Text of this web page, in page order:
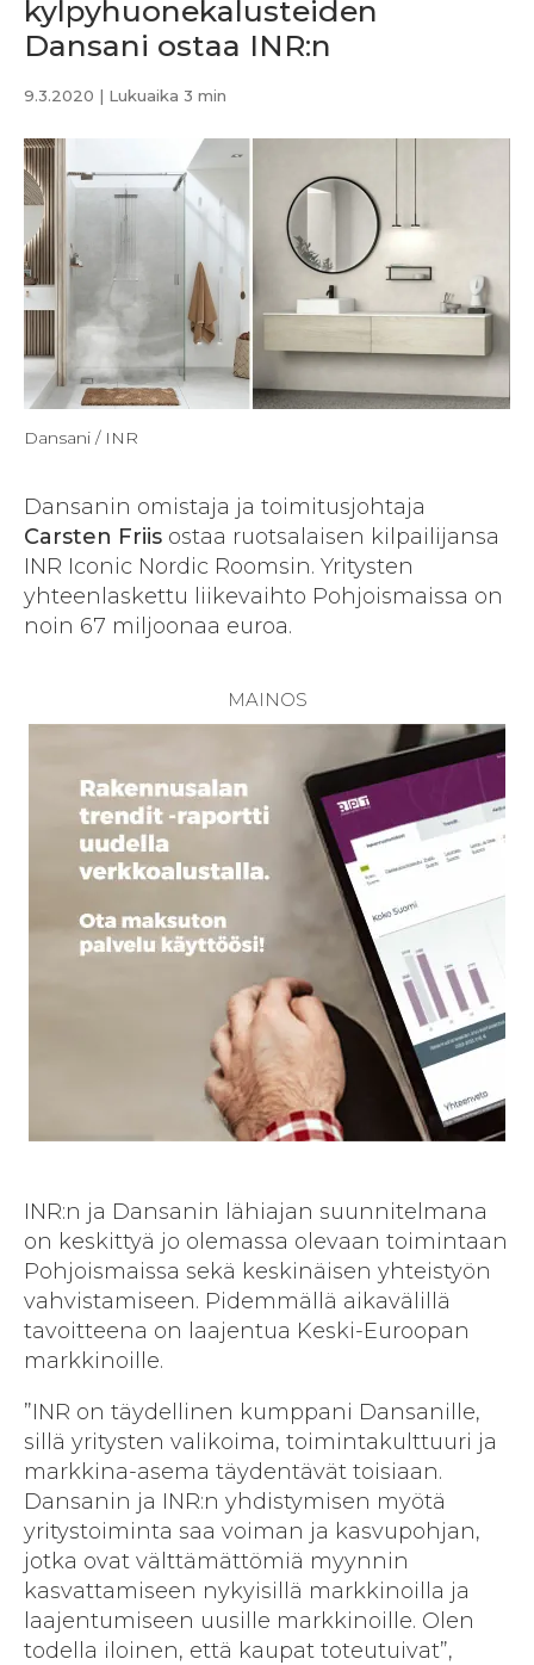
kylpyhuonekalusteiden
Dansani ostaa INR:n
9.3.2020 | Lukuaika 3 min
Dansani / INR
Dansanin omistaja ja toimitusjohtaja
Carsten Friis ostaa ruotsalaisen kilpailijansa
INR Iconic Nordic Roomsin. Yritysten
yhteenlaskettu liikevaihto Pohjoismaissa on
noin 67 miljoonaa euroa.
INR:n ja Dansanin lähiajan suunnitelmana
on keskittyä jo olemassa olevaan toimintaan
Pohjoismaissa sekä keskinäisen yhteistyön
vahvistamiseen. Pidemmällä aikavälillä
tavoitteena on laajentua Keski-Euroopan
markkinoille.
”INR on täydellinen kumppani Dansanille,
sillä yritysten valikoima, toimintakulttuuri ja
markkina-asema täydentävät toisiaan.
Dansanin ja INR:n yhdistymisen myötä
yritystoiminta saa voiman ja kasvupohjan,
jotka ovat välttämättömiä myynnin
kasvattamiseen nykyisillä markkinoilla ja
laajentumiseen uusille markkinoille. Olen
todella iloinen, että kaupat toteutuivat”,